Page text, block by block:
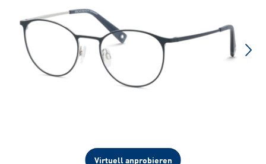
Virtuell anprobieren